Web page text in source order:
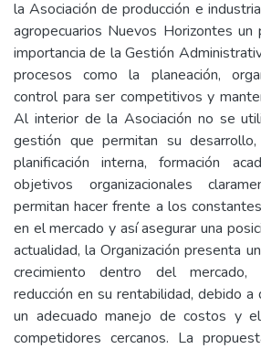
la Asociación de producción e
agropecuarios Nuevos Horizontes un
importancia de la Gestión
procesos como la planeación,
control para ser competitivos y
Al interior de la Asociación no se
gestión que permitan su
planificación interna, formación
objetivos organizacionales
permitan hacer frente a los
en el mercado y así asegurar una
actualidad, la Organización presenta
crecimiento dentro del
reducción en su rentabilidad, debido a
un adecuado manejo de costos y
competidores cercanos. La